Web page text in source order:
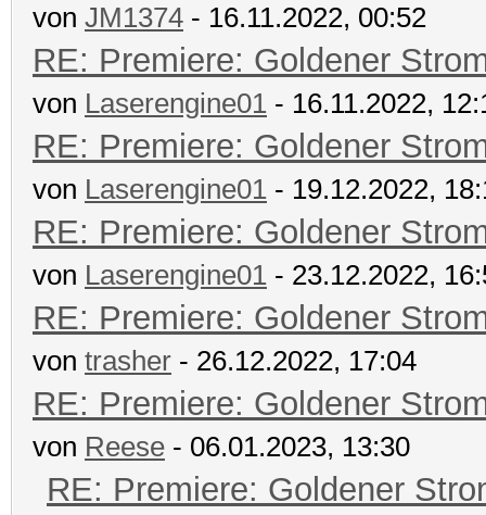
von JM1374 - 16.11.2022, 00:52
RE: Premiere: Goldener
von Laserengine01 - 16.11.2022,
RE: Premiere: Goldener
von Laserengine01 - 19.12.2022,
RE: Premiere: Goldener
von Laserengine01 - 23.12.2022,
RE: Premiere: Goldener
von trasher - 26.12.2022, 17:04
RE: Premiere: Goldener
von Reese - 06.01.2023, 13:30
RE: Premiere: Goldener